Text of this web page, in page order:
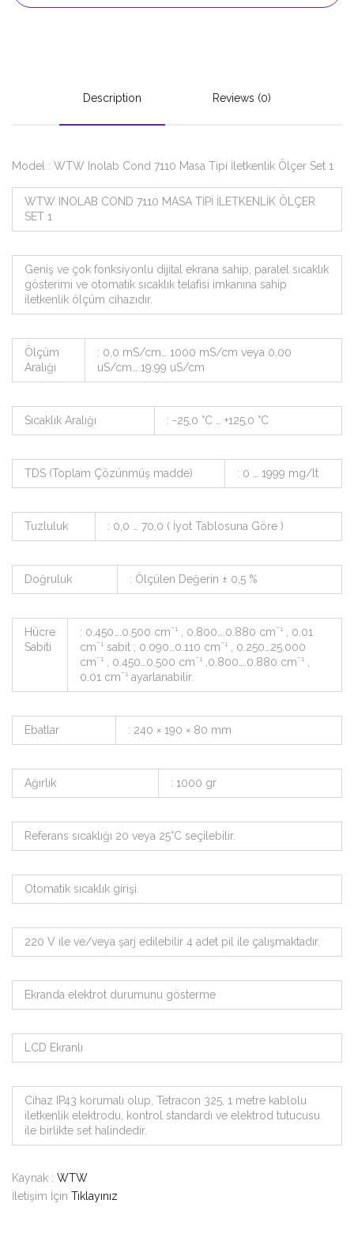
Description Reviews (0)
Model : WTW Inolab Cond 7110 Masa Tipi İletkenlik Ölçer Set 1
WTW INOLAB COND 7110 MASA TİPİ İLETKENLİK ÖLÇER
SET 1
Geniş ve çok fonksiyonlu dijital ekrana sahip, paralel sıcaklık
gösterimi ve otomatik sıcaklık telafisi imkanına sahip
iletkenlik ölçüm cihazıdır.
Ölçüm
Aralığı
: 0,0 mS/cm… 1000 mS/cm veya 0.00
uS/cm… 19.99 uS/cm
Sıcaklık Aralığı : -25,0 °C … +125,0 °C
TDS (Toplam Çözünmüş madde) : 0 … 1999 mg/lt
Tuzluluk : 0,0 … 70,0 ( İyot Tablosuna Göre )
Doğruluk : Ölçülen Değerin ± 0,5 %
Hücre
Sabiti
: 0.450….0.500 cm¨¹ , 0.800….0.880 cm¨¹ , 0.01
cm¨¹ sabit ; 0.090…0.110 cm¨¹ , 0.250…25.000
cm¨¹ , 0.450…0.500 cm¨¹ ,0.800….0.880 cm¨¹ ,
0.01 cm¨¹ ayarlanabilir.
Ebatlar : 240 × 190 × 80 mm
Ağırlık : 1000 gr
Referans sıcaklığı 20 veya 25°C seçilebilir.
Otomatik sıcaklık girişi.
220 V ile ve/veya şarj edilebilir 4 adet pil ile çalışmaktadır.
Ekranda elektrot durumunu gösterme
LCD Ekranlı
Cihaz IP43 korumalı olup, Tetracon 325, 1 metre kablolu
iletkenlik elektrodu, kontrol standardı ve elektrod tutucusu
ile birlikte set halindedir.
Kaynak : WTW
İletişim İçin Tıklayınız